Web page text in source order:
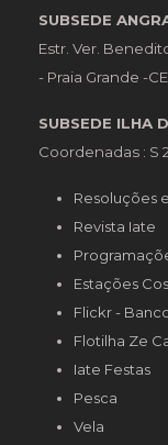
SUBSEDE
Estr. Ver.
- Praia Grande -
SUBSEDE ILHA
Coordenadas : S
Resoluções
Revista Iate
Estações
Flickr -
Flotilha Ze
Iate Festas
Pesca
Vela